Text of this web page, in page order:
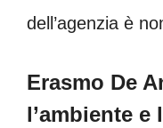
dell’agenzia è
Erasmo De
l’ambiente e